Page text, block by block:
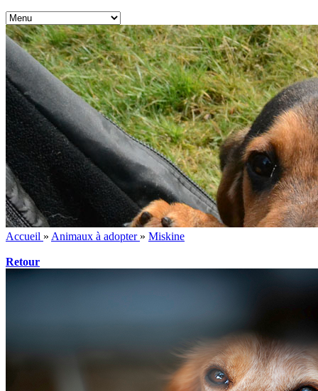
Accueil » Animaux à adopter » Miskine
Retour